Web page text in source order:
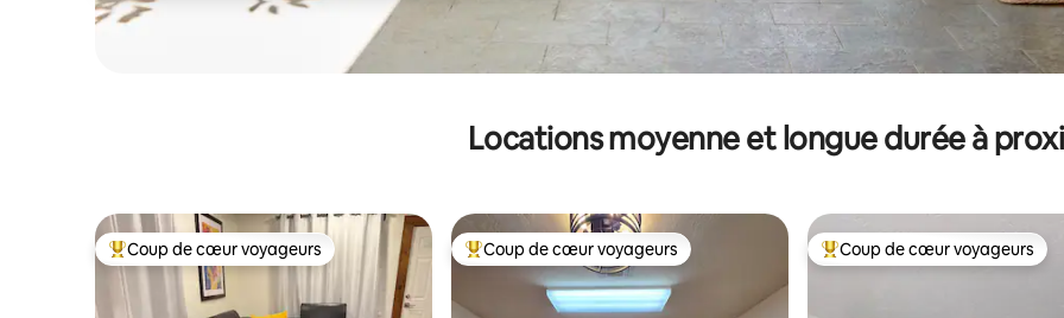
Locations moyenne et longue durée à
Coups de cœur voyageurs les plus appréciés
Coup de cœur voyageurs Coups de cœur voyageurs les plus appréciés
Coup de cœur voyageurs Coups de cœur voyageurs les
Coup de cœur voyageurs